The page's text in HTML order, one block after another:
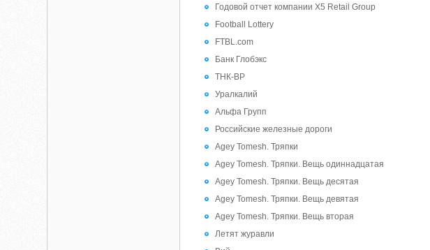
Годовой отчет компании X5 Retail Group
Football Lottery
FTBL.com
Банк Глобэкс
ТНК-BP
Уралкалий
Альфа Групп
Российские железные дороги
Agey Tomesh. Тряпки
Agey Tomesh. Тряпки. Вещь одиннадцатая
Agey Tomesh. Тряпки. Вещь десятая
Agey Tomesh. Тряпки. Вещь девятая
Agey Tomesh. Тряпки. Вещь вторая
Летят журавли